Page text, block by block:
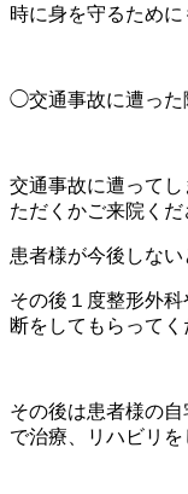
時に身を守るために
◯交通事故に遭った
交通事故に遭って
ただくかご来院くだ
患者様が今後しない
その後１度整形外
断をしてもらってく
その後は患者様の
で治療、リハビリを